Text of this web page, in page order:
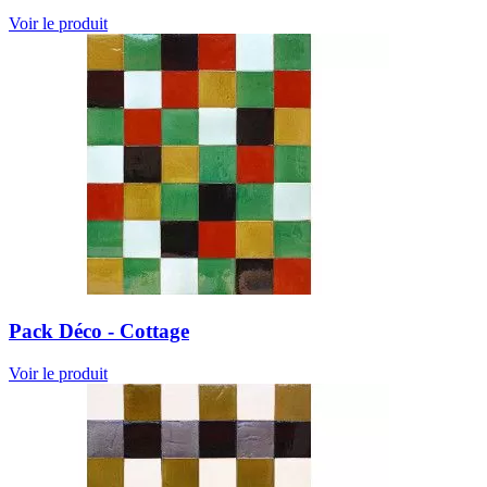
Voir le produit
Pack Déco - Cottage
Voir le produit